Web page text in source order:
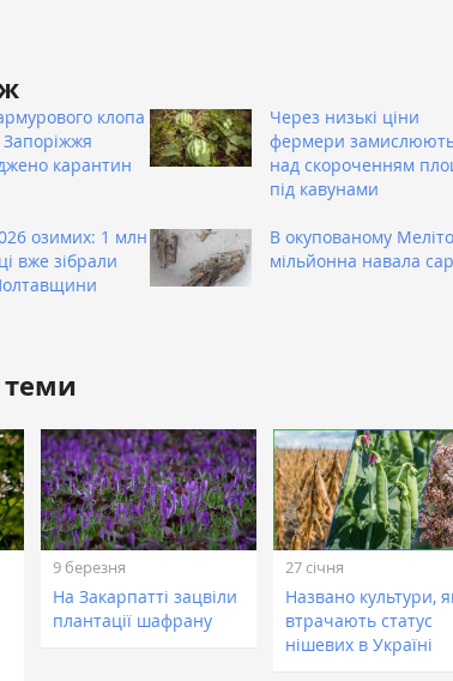
клопа
Запоріжжя
карантин
Через низькі ціни
фермери
над скороченням
під кавунами
озимих: 1 млн
вже зібрали
В окупованому
мільйонна навала
теми
9 березня
На Закарпатті зацвіли
плантації шафрану
27 січня
Названо культури,
втрачають статус
нішевих в Україні